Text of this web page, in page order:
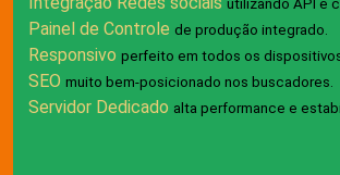
utilizando API e
Painel de Controle de produção integrado.
Responsivo perfeito em todos os
SEO muito bem-posicionado nos buscadores.
Servidor Dedicado alta performance e